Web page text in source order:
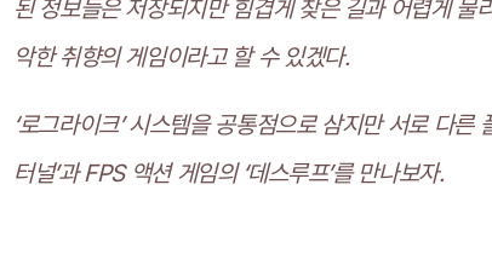
된 정보들은 저장되지만 힘겹게 찾은 길과 어렵게
악한 취향의 게임이라고 할 수 있겠다.
‘로그라이크’ 시스템을 공통점으로 삼지만 서로 다
터널’과 FPS 액션 게임의 ‘데스루프’를 만나보자.